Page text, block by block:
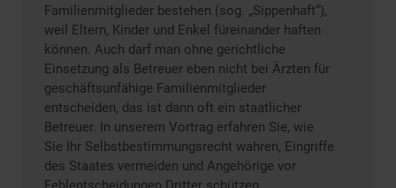
Familienmitglieder bestehen (sog. „Sippenhaft“),
weil Eltern, Kinder und Enkel füreinander haften
können. Auch darf man ohne gerichtliche
Einsetzung als Betreuer eben nicht bei Ärzten für
geschäftsunfähige Familienmitglieder
entscheiden, das ist dann oft ein staatlicher
Betreuer. In unserem Vortrag erfahren Sie, wie
Sie Ihr Selbstbestimmungsrecht wahren, Eingriffe
des Staates vermeiden und Angehörige vor